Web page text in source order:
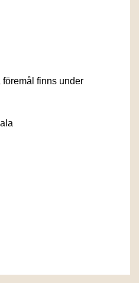
finns under